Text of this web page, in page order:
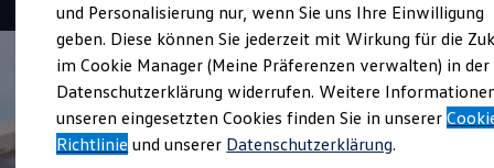
Kombis
Kompaktwagen
Sportwagen
Schnell verfügbare Fahrzeuge
Angebote und Produkte
Aktuelle Angebote
E-Auto-Förderung
Volkswagen Marktplatz
und Personalisierung nur, wenn Sie uns Ihre Einwilligung
geben. Diese können Sie jederzeit mit Wirkung für die
im Cookie Manager (Meine Präferenzen verwalten) in der
Datenschutzerklärung widerrufen. Weitere
unseren eingesetzten Cookies finden Sie in unserer
Richtlinie und unserer Datenschutzerklärung.